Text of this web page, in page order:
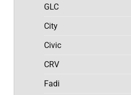
GLC
City
Civic
CRV
Fadi